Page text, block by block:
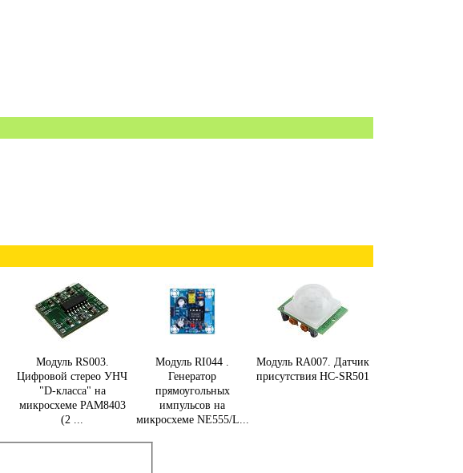
Модуль RS003.
Цифровой стерео УНЧ
"D-класса" на
микросхеме PAM8403
(2 ...
Модуль RI044 .
Генератор
прямоугольных
импульсов на
микросхеме NE555/L...
Модуль RA007. Датчик
присутствия HC-SR501